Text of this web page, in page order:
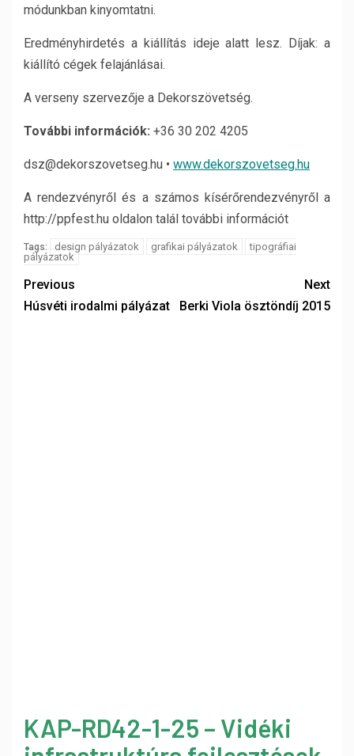
módunkban kinyomtatni.
Eredményhirdetés a kiállítás ideje alatt lesz. Díjak: a
kiállító cégek felajánlásai.
A verseny szervezője a Dekorszövetség.
További információk: +36 30 202 4205
dsz@dekorszovetseg.hu • www.dekorszovetseg.hu
A rendezvényről és a számos kísérőrendezvényről a
http://ppfest.hu oldalon talál további információt
Tags: design pályázatok grafikai pályázatok
tipográfiai
pályázatok
Previous
Húsvéti irodalmi pályázat
Next
Berki Viola ösztöndíj 2015
KAP-RD42-1-25 – Vidéki